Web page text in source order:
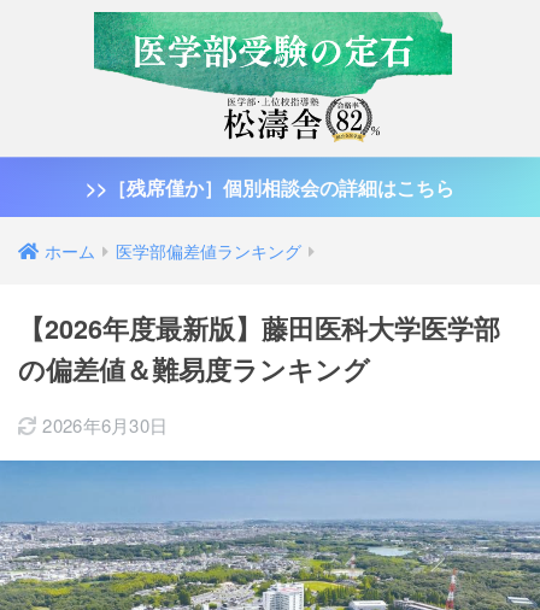
>>［残席僅か］個別相談会の詳細はこちら
ホーム 医学部偏差値ランキング
【2026年度最新版】藤田医科大学医学部
の偏差値＆難易度ランキング
2026年6月30日